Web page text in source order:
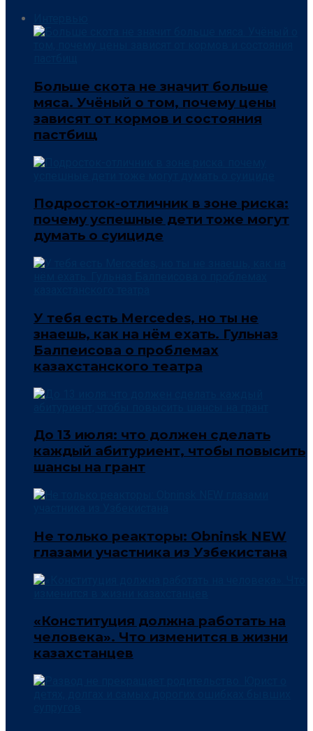
Больше скота не значит больше
мяса. Учёный о том, почему цены
зависят от кормов и состояния
пастбищ
Подросток-отличник в зоне риска:
почему успешные дети тоже могут
думать о суициде
У тебя есть Mercedes, но ты не
знаешь, как на нём ехать. Гульназ
Балпеисова о проблемах
казахстанского театра
До 13 июля: что должен сделать
каждый абитуриент, чтобы повысить
шансы на грант
Не только реакторы: Obninsk NEW
глазами участника из Узбекистана
«Конституция должна работать на
человека». Что изменится в жизни
казахстанцев